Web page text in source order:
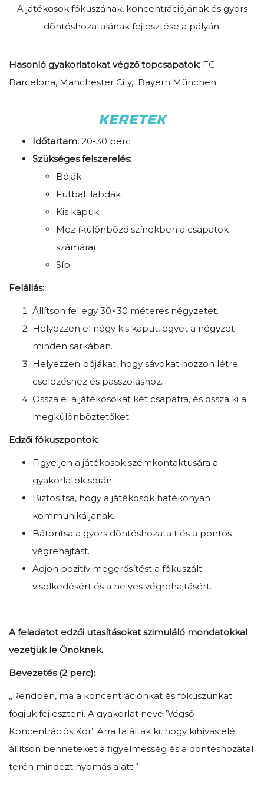
A játékosok fókuszának, koncentrációjának és gyors
döntéshozatalának fejlesztése a pályán.
Hasonló gyakorlatokat végző topcsapatok: FC
Barcelona, Manchester City, Bayern München
KERETEK
Időtartam: 20-30 perc
Szükséges felszerelés:
Bóják
Futball labdák
Kis kapuk
Mez (különböző színekben a csapatok
számára)
Síp
Felállás:
Állítson fel egy 30×30 méteres négyzetet.
Helyezzen el négy kis kaput, egyet a négyzet
minden sarkában.
Helyezzen bójákat, hogy sávokat hozzon létre
cselezéshez és passzoláshoz.
Ossza el a játékosokat két csapatra, és ossza ki a
megkülönböztetőket.
Edzői fókuszpontok:
Figyeljen a játékosok szemkontaktusára a
gyakorlatok során.
Biztosítsa, hogy a játékosok hatékonyan
kommunikáljanak.
Bátorítsa a gyors döntéshozatalt és a pontos
végrehajtást.
Adjon pozitív megerősítést a fókuszált
viselkedésért és a helyes végrehajtásért.
A feladatot edzői utasításokat szimuláló mondatokkal
vezetjük le Önöknek.
Bevezetés (2 perc):
„Rendben, ma a koncentrációnkat és fókuszunkat
fogjuk fejleszteni. A gyakorlat neve ‘Végső
Koncentrációs Kör’. Arra találták ki, hogy kihívás elé
állítson benneteket a figyelmesség és a döntéshozatal
terén mindezt nyomás alatt.”